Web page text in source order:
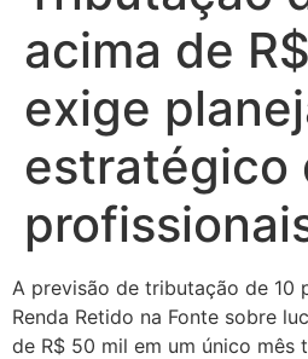
acima de
exige
estratégico
A previsão de tributação de 10
Renda Retido na Fonte sobre
de R$ 50 mil em um único mês